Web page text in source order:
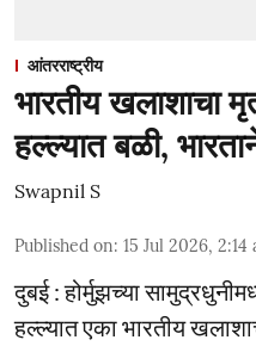
आंतरराष्ट्रीय
भारतीय खलाशाचा
हल्ल्यात बळी,
Swapnil S
Published on: 15 Jul 2026, 2:14
दुबई : होर्मुझच्या
हल्ल्यात एका भारतीय